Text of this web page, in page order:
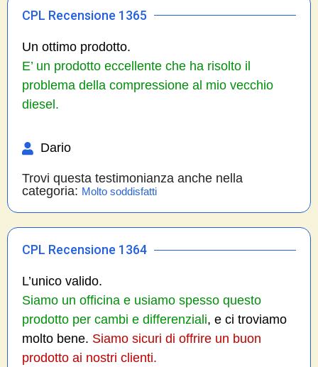
CPL Recensione 1365
Un ottimo prodotto.
E’ un prodotto eccellente che ha risolto il
problema della compressione al mio vecchio
diesel.
Dario
Trovi questa testimonianza anche nella
categoria: Molto soddisfatti
CPL Recensione 1364
L’unico valido.
Siamo un officina e usiamo spesso questo
prodotto per cambi e differenziali, e ci troviamo
molto bene. Siamo sicuri di offrire un buon
prodotto ai nostri clienti.